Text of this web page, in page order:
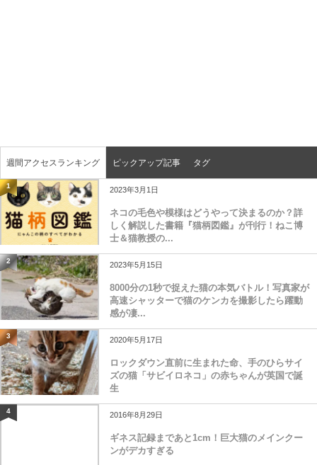
週間アクセスランキング ピックアップ記事 タグ
1 2023年3月1日
ネコの毛色や模様はどうやって決まるのか？詳
しく解説した書籍『猫柄図鑑』が刊行！ねこ博
士＆猫教授の...
2 2023年5月15日
8000分の1秒で捉えた猫の本気バトル！写真家が
高速シャッターで猫のケンカを撮影したら躍動
感が凄...
3 2020年5月17日
ロックダウン直前に生まれた命、手のひらサイ
ズの猫「サビイロネコ」の赤ちゃんが英国で誕
生
4 2016年8月29日
ギネス記録まであと1cm！巨大猫のメインクー
ンがデカすぎる